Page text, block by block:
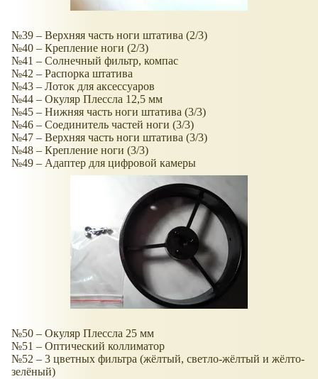
№39 – Верхняя часть ноги штатива (2/3)
№40 – Крепление ноги (2/3)
№41 – Солнечный фильтр, компас
№42 – Распорка штатива
№43 – Лоток для аксессуаров
№44 – Окуляр Плессла 12,5 мм
№45 – Нижняя часть ноги штатива (3/3)
№46 – Соединитель частей ноги (3/3)
№47 – Верхняя часть ноги штатива (3/3)
№48 – Крепление ноги (3/3)
№49 – Адаптер для цифровой камеры
№50 – Окуляр Плессла 25 мм
№51 – Оптический коллиматор
№52 – 3 цветных фильтра (жёлтый, светло-жёлтый и жёлто-
зелёный)